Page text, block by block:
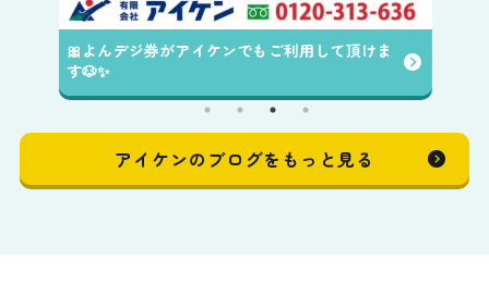
🎀よんデジ券がアイケンでもご利用して頂けま
す🐶✨️
アイケンのブログをもっと見る